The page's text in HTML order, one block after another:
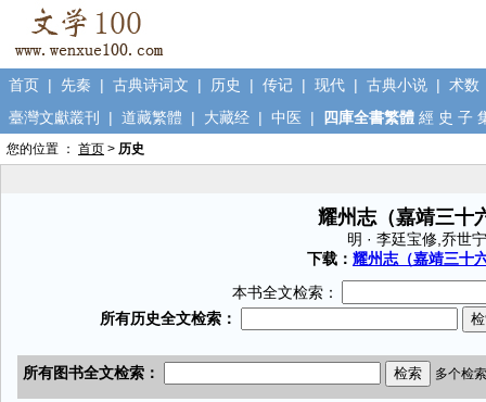
首页 | 先秦 | 古典诗词文 | 历史 | 传记 | 现代 | 古典小说 | 术数
臺灣文獻叢刊
| 道藏繁體 | 大藏经 | 中医 | 四庫全書繁體 經 史 子
您的位置 ： 首页 > 历史
耀州志（嘉靖三十
明 · 李廷宝修,乔世
下载： 耀州志（嘉靖三十
本书全文检索：